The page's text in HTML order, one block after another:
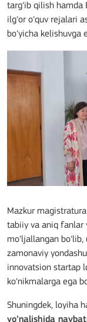
targ‘ib qilish hamda
ilg‘or o‘quv rejalari
bo‘yicha kelishuvga
Mazkur
tabiiy va aniq fanlar
mo‘ljallangan
zamonaviy
innovatsion startap
ko‘nikmalarga ega
Shuningdek, loyiha
yo‘nalishida